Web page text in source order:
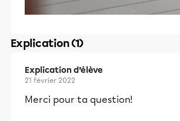
Explication (1)
Explication d’élève
21 février 2022
Merci pour ta question!